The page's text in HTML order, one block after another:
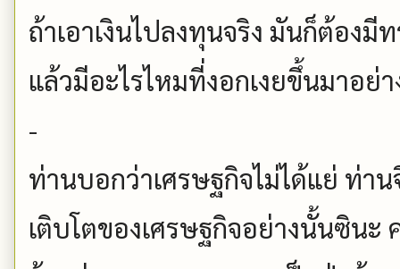
ถ้าเอาเงินไปลงทุนจริง มันก็ต้องมี
แล้วมีอะไรไหมที่งอกเงยขึ้นมาอย่
-
ท่านบอกว่าเศรษฐกิจไม่ได้แย่ ท่า
เติบโตของเศรษฐกิจอย่างนั้นซินะ